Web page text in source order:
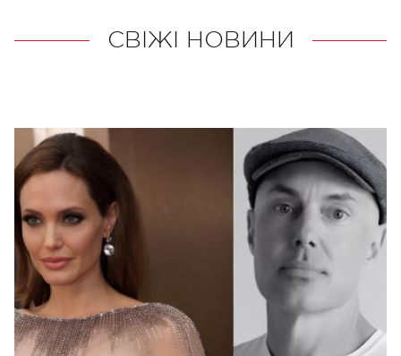
СВІЖІ НОВИНИ